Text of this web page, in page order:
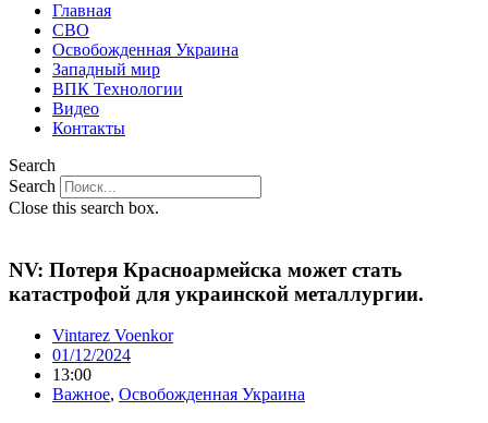
Главная
СВО
Освобожденная Украина
Западный мир
ВПК Технологии
Видео
Контакты
Search
Search
Close this search box.
NV: Потеря Красноармейска может стать
катастрофой для украинской металлургии.
Vintarez Voenkor
01/12/2024
13:00
Важное, Освобожденная Украина